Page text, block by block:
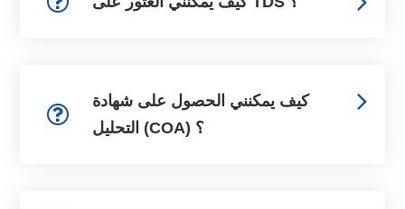
كيف يمكنني الحصول على شهادة
التحليل (COA) ؟